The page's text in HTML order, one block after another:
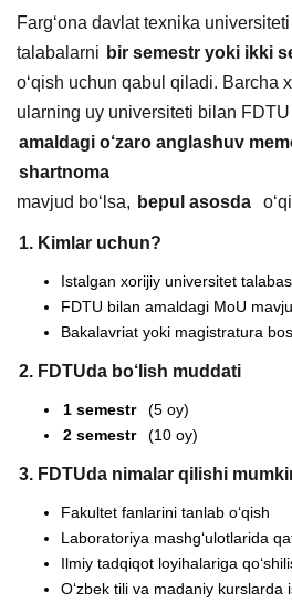
Farg‘ona davlat texnika
talabalarni bir semestr yoki ikki
o‘qish uchun qabul qiladi. Barcha
ularning uy universiteti bilan FDTU
amaldagi o‘zaro anglashuv
shartnoma
mavjud bo‘lsa, bepul asosda
1. Kimlar uchun?
Istalgan xorijiy universitet
FDTU bilan amaldagi MoU
Bakalavriat yoki magistratura
2. FDTUda bo‘lish muddati
1 semestr
(5 oy)
2 semestr
(10 oy)
3. FDTUda nimalar qilishi
Fakultet fanlarini tanlab o‘qish
Laboratoriya mashg‘ulotlarida
Ilmiy tadqiqot loyihalariga
O‘zbek tili va madaniy kurslarda